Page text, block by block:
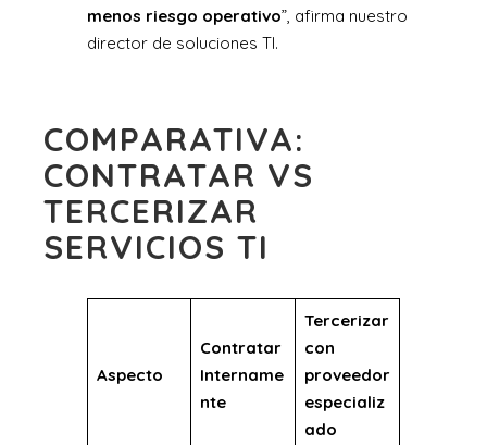
menos riesgo operativo”, afirma nuestro
director de soluciones TI.
COMPARATIVA:
CONTRATAR VS
TERCERIZAR
SERVICIOS TI
Aspecto
Contratar
Intername
nte
Tercerizar
con
proveedor
especializ
ado